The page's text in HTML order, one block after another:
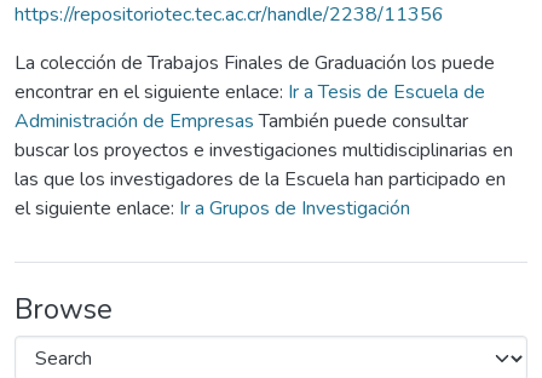
https://repositoriotec.tec.ac.cr/handle/2238/11356
La colección de Trabajos Finales de Graduación los puede
encontrar en el siguiente enlace: Ir a Tesis de Escuela de
Administración de EmpresasTambién puede consultar
buscar los proyectos e investigaciones multidisciplinarias en
las que los investigadores de la Escuela han participado en
el siguiente enlace: Ir a Grupos de Investigación
Browse